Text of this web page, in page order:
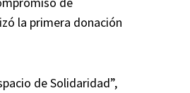
la primera donación
de Solidaridad”,